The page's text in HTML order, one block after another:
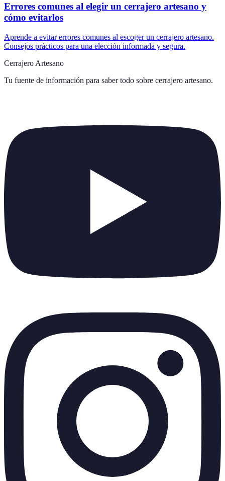
Errores comunes al elegir un cerrajero artesano y
cómo evitarlos
Aprende a evitar errores comunes al escoger un cerrajero artesano.
Consejos prácticos para una elección informada y segura.
Cerrajero Artesano
Tu fuente de información para saber todo sobre cerrajero artesano.